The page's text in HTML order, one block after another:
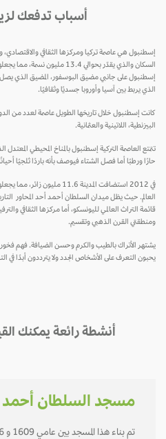
أسباب تدفعك
إسطنبول هي عاصمة تركيا ومركزها الثقافي والاقتصادي،
السكان والذي يقدّر بحوالي 13.4 مليون
إسطنبول على جانبي مضيق البوسفور، المضيق الذي يصل
الذي يربط بين آسيا وأوروبا جسديًا وثقافيًا.
كانت إسطنبول خلال تاريخها الطويل عاصمة لعدد من الدول
البيزنطية، اللاتينية والعثمانية.
تتمتع العاصمة التركية إسطنبول بالمناخ المحيطي المعتدل
حارًا ورطبًا أما فصل الشتاء فيوصف بأنه باردًا ثلجيًا أحيانًا.
في 2012 استضافت المدينة 11.6
العالم. حيث يظل ميدان السلطان أحمد أحد المحاور
قائمة التراث العالمي لليونسكو، أما مركزها الثقافي
ومنطقتي القرن الذهبي وتقسيم.
يشتهر الأتراك بالطيب والكرم وحسن الضيافة. فهم فخورون
يحبون التعرف على الأشخاص الجدد ولا يترددون أبدًا في
أنشطة رائعة يمكنك
مسجد السلطان أحمد